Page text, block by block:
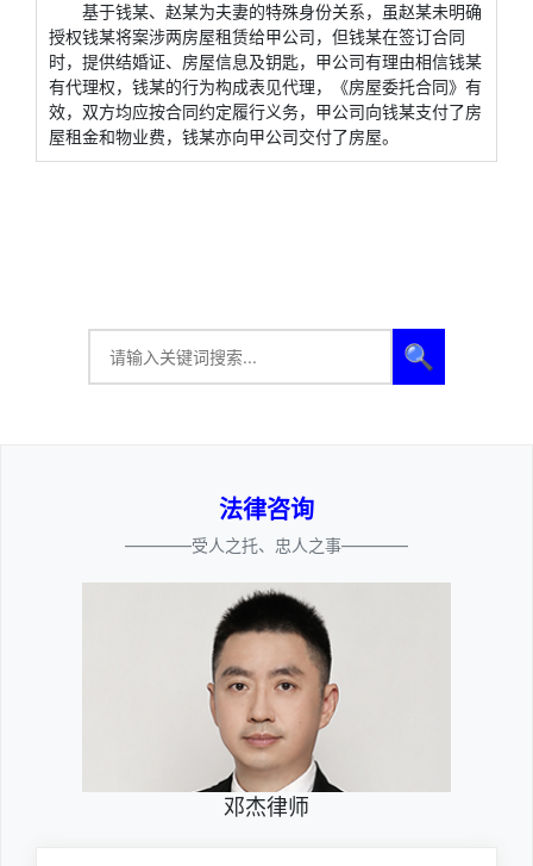
基于钱某、赵某为夫妻的特殊身份关系，虽赵某未明确
授权钱某将案涉两房屋租赁给甲公司，但钱某在签订合同
时，提供结婚证、房屋信息及钥匙，甲公司有理由相信钱某
有代理权，钱某的行为构成表见代理，《房屋委托合同》有
效，双方均应按合同约定履行义务，甲公司向钱某支付了房
屋租金和物业费，钱某亦向甲公司交付了房屋。
🔍
法律咨询
————受人之托、忠人之事————
邓杰律师